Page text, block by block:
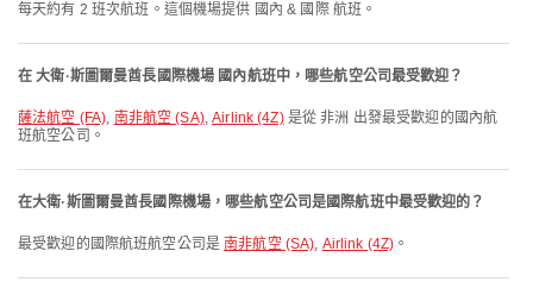
每天約有 2 班次航班。這個機場提供 國內 & 國際 航班。
在 大衛·斯圖爾曼酋長國際機場 國內航班中，哪些航空公司最受歡迎？
薩法航空 (FA), 南非航空 (SA),Airlink (4Z)是從 非洲 出發最受歡迎的國內航
班航空公司。
在大衛·斯圖爾曼酋長國際機場，哪些航空公司是國際航班中最受歡迎的？
最受歡迎的國際航班航空公司是 南非航空 (SA), Airlink (4Z) 。